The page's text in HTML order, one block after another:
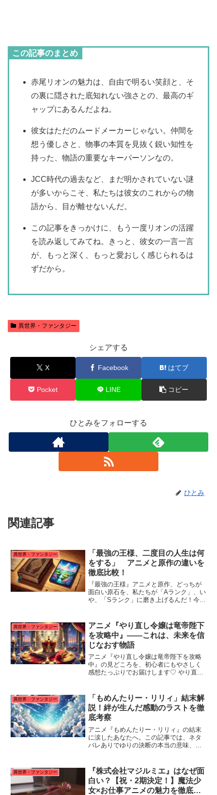
この記事のまとめ
赤尾リオンの魅力は、自由で明るい笑顔と、そ
の裏に隠された底知れない強さとの、最高のギ
ャップにあるんだよね。
彼女はただのムードメーカーじゃない。仲間を
想う優しさと、物事の本質を見抜く鋭い知性を
持った、物語の重要なキーパーソンなの。
JCC時代の過去など、まだ明かされていない謎
が多いからこそ、私たちは彼女のこれからの物
語から、目が離せないんだ。
この記事をきっかけに、もう一度リオンの活躍
を読み返してみてね。きっと、彼女の一言一言
が、もっと深く、もっと愛おしく感じられるは
ずだから。
異世界・ファンタジー
シェアする
X Facebook はてブ
Pocket LINE コピー
ひとみをフォローする
ひとみ
関連記事
異世界・ファンタジー
「最強の王様、二度目の人生は何
をする」 アニメと原作の違いを
徹底比較！
『最強の王様』アニメと原作、どっちが
面白い原石を、私たちが「Aランク」、い
や、「Sランク」に磨き上げるんだ！今の
ば、両方のさは絶対に活かしつつ、もっ
ともっと読者さんの「わかる…！」「も
っと知りたい！」っていう気持ちをくす
ぐる、魅力がわかり、物語が10倍深く、
面白くなる楽しみ方がわかります。
異世界・ファンタジー
アニメ『やり直し令嬢は竜帝陛下
を攻略中』――これは、未来を信
じなおす物語
アニメ『やり直し令嬢は竜帝陛下を攻略
中』の見どころを、初心者にもやさしく
感想たっぷりでお届けします♡ やり直し
ん。異世界なのに、こんなにリアルで沁
みるなんて…これはもう、見るしかない
です！
異世界・ファンタジー
「もめんたりー・リリィ」結末解
説！絆が生んだ感動のラストを徹
底考察
アニメ『もめんたりー・リリィ』の結末
に涙したあなたへ。この記事では、ネタ
バレありでゆりの決断の本当の意味、れ
後、物語がもっと愛おしくなるはずで
す。
異世界・ファンタジー
『株式会社マジルミエ』はなぜ面
白い？【祝・2期決定！】魔法少
女×お仕事アニメの魅力を徹底解